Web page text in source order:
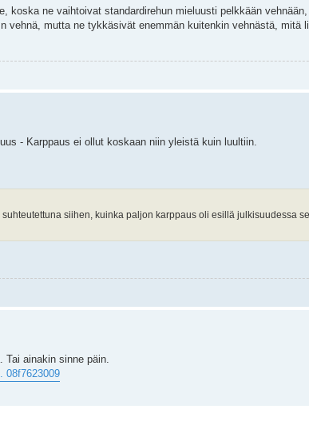
koska ne vaihtoivat standardirehun mieluusti pelkkään
vehnä, mutta ne tykkäsivät enemmän kuitenkin vehnästä, mitä
- Karppaus ei ollut koskaan niin yleistä kuin luultiin.
siihen, kuinka paljon karppaus oli esillä julkisuudessa
ainakin sinne päin.
08f7623009